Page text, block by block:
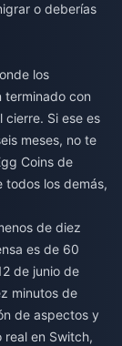
o deberías
los
terminado con
Si ese es
meses, no te
Coins de
todos los demás,
de diez
es de 60
de junio de
minutos de
de aspectos y
en Switch,